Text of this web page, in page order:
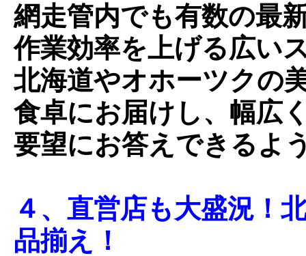
網走管内でも有数の最
作業効率を上げる広い
北海道やオホーツクの
食卓にお届けし、幅広
要望にお答えできるよ
４、直営店も大盛況！
品揃え！